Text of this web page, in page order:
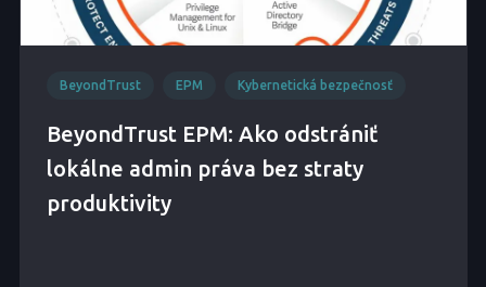
BeyondTrust EPM Kybernetická bezpečnosť
BeyondTrust EPM: Ako odstrániť
lokálne admin práva bez straty
produktivity